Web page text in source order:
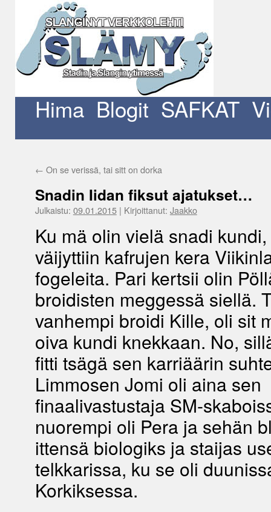
Hima Blogit SAFKAT
← On se verissä, tai sitt on dorka
Snadin Iidan fiksut ajatukset…
Julkaistu: 09.01.2015| Kirjoittanut: Jaakko
Ku mä olin vielä snadi
väijyttiin kafrujen kera
fogeleita. Pari kertsii olin
broidisten meggessä siellä.
vanhempi broidi Kille, oli sit
oiva kundi knekkaan. No,
fitti tsägä sen karriäärin
Limmosen Jomi oli aina sen
finaalivastustaja SM-
nuorempi oli Pera ja sehän
ittensä biologiks ja staijas
telkkarissa, ku se oli
Korkiksessa.